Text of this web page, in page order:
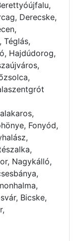
Derecske,
Téglás,
Hajdúdorog,
Fonyód,
Nagykálló,
Bicske,